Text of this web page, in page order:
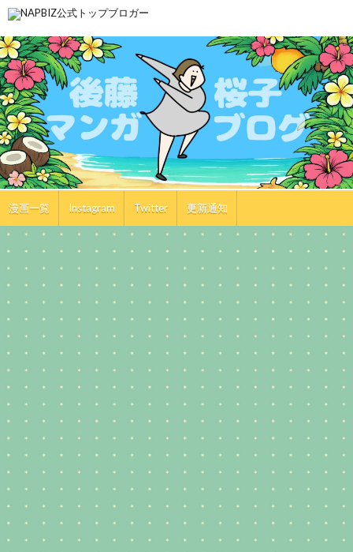
漫画一覧 Instagram Twitter 更新通知